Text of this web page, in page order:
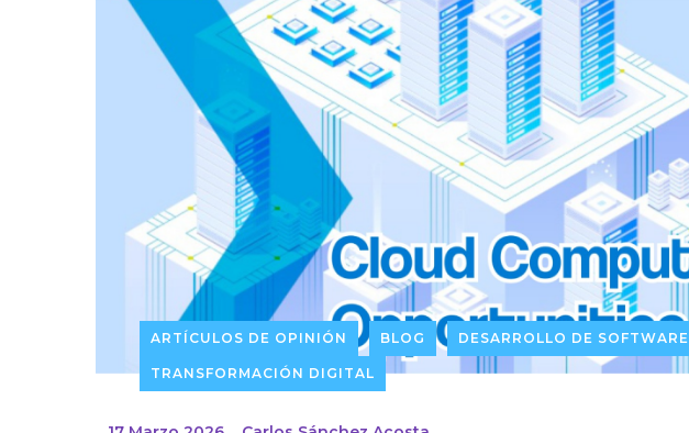
ARTÍCULOS DE OPINIÓN BLOG DESARROLLO DE SOFTWARE
TRANSFORMACIÓN DIGITAL